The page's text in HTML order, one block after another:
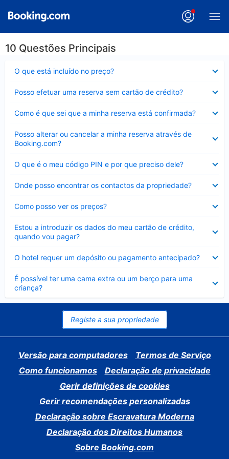
10 Questões Principais
O que está incluído no preço?
fechado
Posso efetuar uma reserva sem cartão de crédito?
fechado
Como é que sei que a minha reserva está confirmada?
fechado
Posso alterar ou cancelar a minha reserva através de
Booking.com?
fechado
O que é o meu código PIN e por que preciso dele?
fechado
Onde posso encontrar os contactos da propriedade?
fechado
Como posso ver os preços?
fechado
Estou a introduzir os dados do meu cartão de crédito,
quando vou pagar?
fechado
O hotel requer um depósito ou pagamento antecipado?
fechado
É possível ter uma cama extra ou um berço para uma
criança?
Elemento
fechado
Registe a sua propriedade
Versão para computadores
Termos de Serviço
Como funcionamos
Declaração de privacidade
Gerir definições de cookies
Gerir recomendações personalizadas
Declaração sobre Escravatura Moderna
Declaração dos Direitos Humanos
Sobre Booking.com